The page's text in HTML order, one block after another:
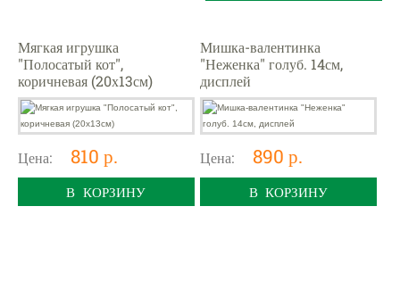
Мягкая игрушка
"Полосатый кот",
коричневая (20х13см)
Цена: 810 р.
В КОРЗИНУ
Мишка-валентинка
"Неженка" голуб. 14см,
дисплей
Цена: 890 р.
В КОРЗИНУ